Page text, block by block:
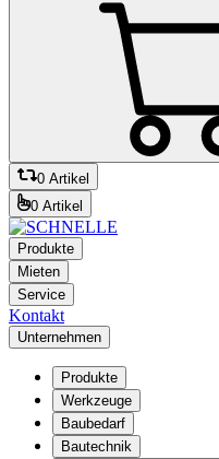
0 Artikel
0 Artikel
Produkte
Mieten
Service
Kontakt
Unternehmen
Produkte
Werkzeuge
Baubedarf
Bautechnik